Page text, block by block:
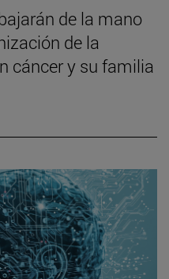
de la mano
de la
cáncer y su familia